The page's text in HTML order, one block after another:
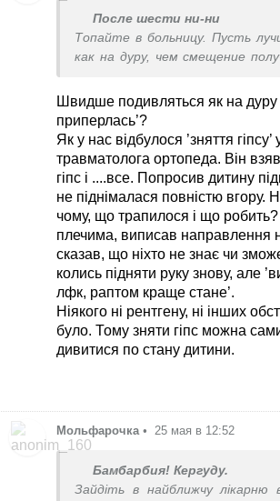
После шести ни-ни
Топайте в больницу. Пусть
как на дуру, чем смещение
Швидше подивляться як на дуру
приперлась’?
Як у нас відбулося ’зняття
травматолога ортопеда. Він
гіпс і ....все. Попросив дитину
не піднімалася повністю вгору.
чому, що трапилося і що робить?
плечима, виписав направлення
сказав, що ніхто не знає чи
колись підняти руку знову, але
лфк, раптом краще стане’.
Ніякого ні рентгену, ні інших
було. Тому зняти гіпс можна
дивитися по стану дитини.
Мольфарочка • 25 мая в 12:52
Бамбарбия! Кергуду.
Зайдіть в найближчу